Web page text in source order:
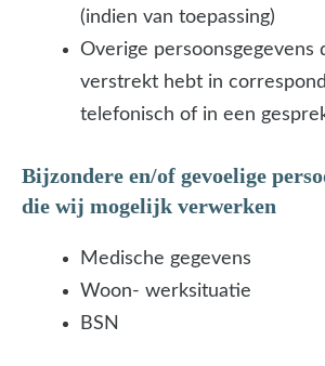
(indien van toepassing)
Overige persoonsgegevens
verstrekt hebt in
telefonisch of in een
Bijzondere en/of gevoelige
die wij mogelijk verwerken
Medische gegevens
Woon- werksituatie
BSN